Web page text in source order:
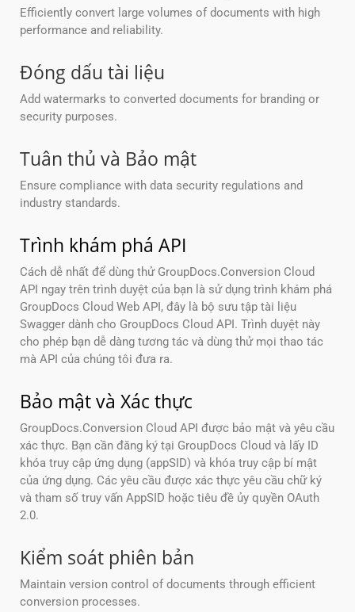
Efficiently convert large volumes of documents with high
performance and reliability.
Đóng dấu tài liệu
Add watermarks to converted documents for branding or
security purposes.
Tuân thủ và Bảo mật
Ensure compliance with data security regulations and
industry standards.
Trình khám phá API
Cách dễ nhất để dùng thử GroupDocs.Conversion Cloud
API ngay trên trình duyệt của bạn là sử dụng trình khám phá
GroupDocs Cloud Web API, đây là bộ sưu tập tài liệu
Swagger dành cho GroupDocs Cloud API. Trình duyệt này
cho phép bạn dễ dàng tương tác và dùng thử mọi thao tác
mà API của chúng tôi đưa ra.
Bảo mật và Xác thực
GroupDocs.Conversion Cloud API được bảo mật và yêu cầu
xác thực. Bạn cần đăng ký tại GroupDocs Cloud và lấy ID
khóa truy cập ứng dụng (appSID) và khóa truy cập bí mật
của ứng dụng. Các yêu cầu được xác thực yêu cầu chữ ký
và tham số truy vấn AppSID hoặc tiêu đề ủy quyền OAuth
2.0.
Kiểm soát phiên bản
Maintain version control of documents through efficient
conversion processes.